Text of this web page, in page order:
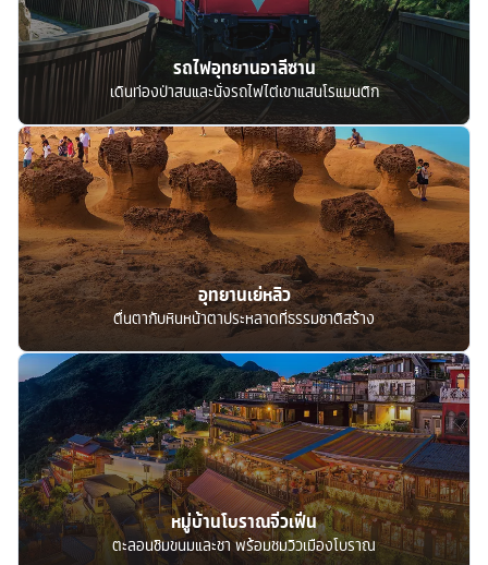
รถไฟอุทยานอาลีซาน
เดินท่องป่าสนและนั่งรถไฟไต่เขาแสนโรแมนติก
อุทยานเย่หลิว
ตื่นตากับหินหน้าตาประหลาดที่ธรรมชาติสร้าง
หมู่บ้านโบราณจิ่วเฟิ่น
ตะลอนชิมขนมและชา พร้อมชมวิวเมืองโบราณ